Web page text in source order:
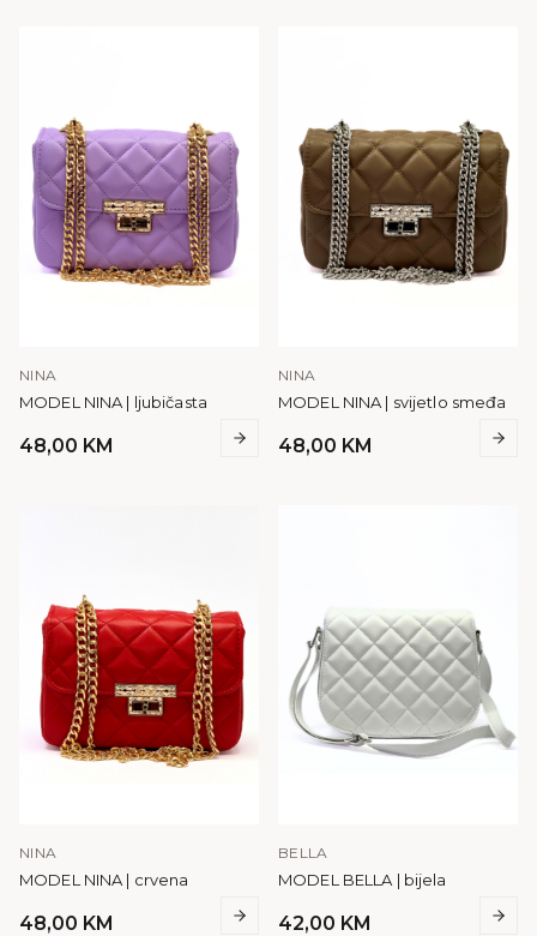
NINA
MODEL NINA | ljubičasta
48,00 KM
NINA
MODEL NINA | svijetlo smeđa
48,00 KM
NINA
MODEL NINA | crvena
48,00 KM
BELLA
MODEL BELLA | bijela
42,00 KM